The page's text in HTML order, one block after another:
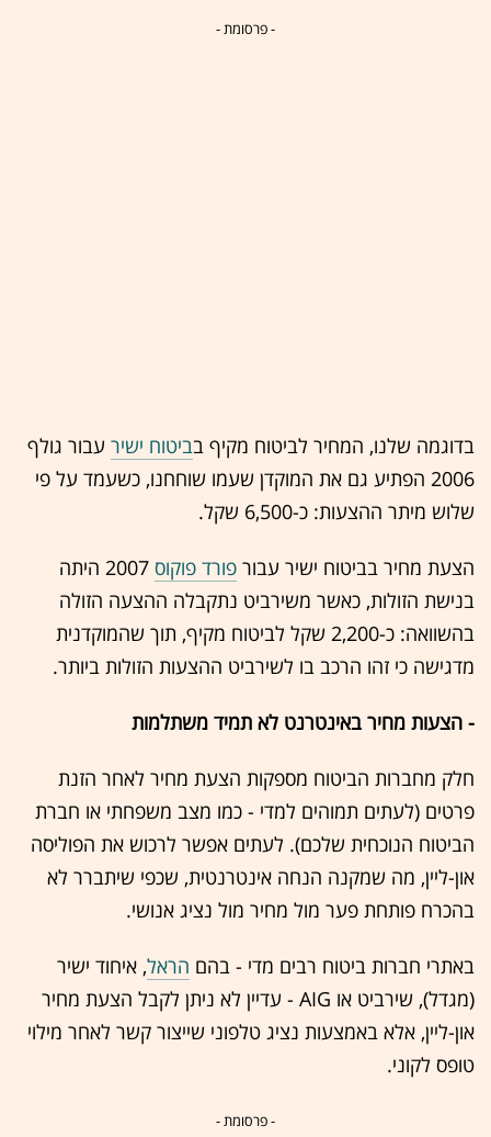
- פרסומת -
בדוגמה שלנו, המחיר לביטוח מקיף בביטוח ישיר עבור גולף
2006 הפתיע גם את המוקדן שעמו שוחחנו, כשעמד על פי
שלוש מיתר ההצעות: כ-6,500 שקל.
הצעת מחיר בביטוח ישיר עבור פורד פוקוס
2007 היתה
בנישת הזולות, כאשר משירביט נתקבלה ההצעה הזולה
בהשוואה: כ-2,200 שקל לביטוח מקיף, תוך שהמוקדנית
מדגישה כי זהו הרכב בו לשירביט ההצעות הזולות ביותר.
- הצעות מחיר באינטרנט לא תמיד משתלמות
חלק מחברות הביטוח מספקות הצעת מחיר לאחר הזנת
פרטים (לעתים תמוהים למדי - כמו מצב משפחתי או חברת
הביטוח הנוכחית שלכם). לעתים אפשר לרכוש את הפוליסה
און-ליין, מה שמקנה הנחה אינטרנטית, שכפי שיתברר לא
בהכרח פותחת פער מול מחיר מול נציג אנושי.
באתרי חברות ביטוח רבים מדי - בהם הראל, איחוד ישיר
(מגדל), שירביט או AIG - עדיין לא ניתן לקבל הצעת מחיר
און-ליין, אלא באמצעות נציג טלפוני שייצור קשר לאחר מילוי
טופס לקוני.
- פרסומת -